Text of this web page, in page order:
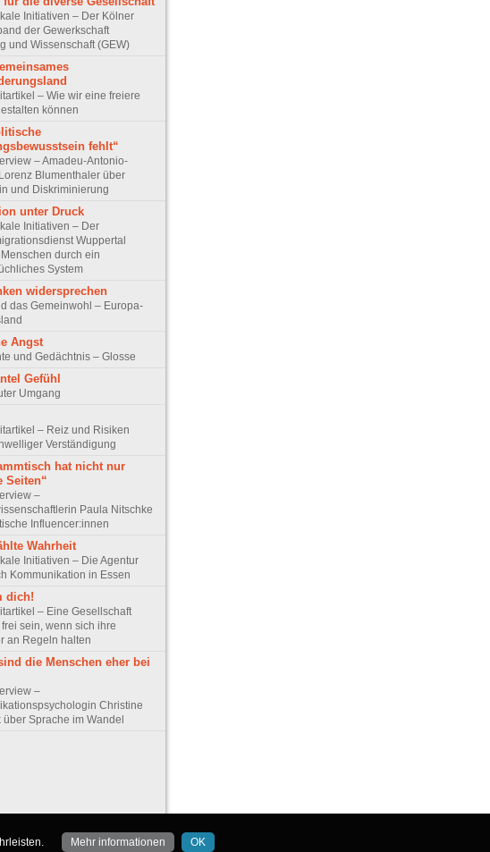
Initiativen – Der Kölner
der Gewerkschaft
und Wissenschaft (GEW)
– Wie wir eine freiere
können
fehlt“
– Amadeu-Antonio-
Blumenthaler über
und Diskriminierung
unter Druck
Initiativen – Der
Wuppertal
durch ein
System
widersprechen
das Gemeinwohl – Europa-
Angst
und Gedächtnis – Glosse
Gefühl
Umgang
– Reiz und Risiken
Verständigung
hat nicht nur
Seiten“
–
Paula Nitschke
Influencer:innen
Wahrheit
Initiativen – Die Agentur
Kommunikation in Essen
dich!
– Eine Gesellschaft
frei sein, wenn sich ihre
an Regeln halten
die Menschen eher bei
–
Christine
über Sprache im Wandel
Mehr informationen OK